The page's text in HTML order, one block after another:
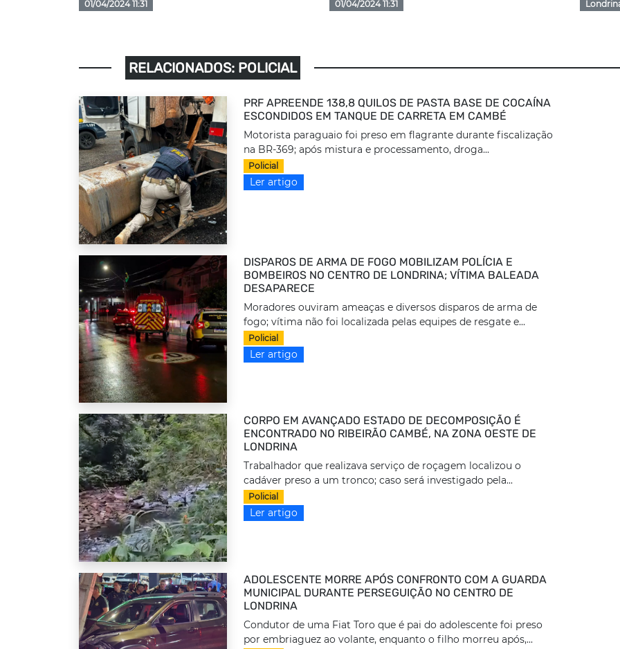
01/04/2024 11:31 01/04/2024 11:31
RELACIONADOS: POLICIAL
PRF APREENDE 138,8 QUILOS DE PASTA BASE DE COCAÍNA
ESCONDIDOS EM TANQUE DE CARRETA EM CAMBÉ
Motorista paraguaio foi preso em flagrante durante fiscalização
na BR-369; após mistura e processamento, droga...
Policial
Ler artigo
DISPAROS DE ARMA DE FOGO MOBILIZAM POLÍCIA E
BOMBEIROS NO CENTRO DE LONDRINA; VÍTIMA BALEADA
DESAPARECE
Moradores ouviram ameaças e diversos disparos de arma de
fogo; vítima não foi localizada pelas equipes de resgate e...
Policial
Ler artigo
CORPO EM AVANÇADO ESTADO DE DECOMPOSIÇÃO É
ENCONTRADO NO RIBEIRÃO CAMBÉ, NA ZONA OESTE DE
LONDRINA
Trabalhador que realizava serviço de roçagem localizou o
cadáver preso a um tronco; caso será investigado pela...
Policial
Ler artigo
ADOLESCENTE MORRE APÓS CONFRONTO COM A GUARDA
MUNICIPAL DURANTE PERSEGUIÇÃO NO CENTRO DE
LONDRINA
Condutor de uma Fiat Toro que é pai do adolescente foi preso
por embriaguez ao volante, enquanto o filho morreu após,...